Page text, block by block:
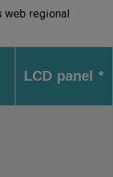
web regional
LCD panel *